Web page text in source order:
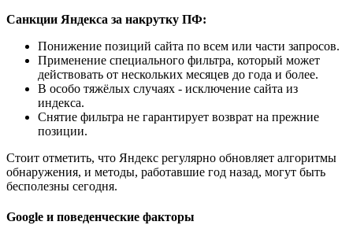
Санкции Яндекса за накрутку ПФ:
Понижение позиций сайта по всем или части запросов.
Применение специального фильтра, который может
действовать от нескольких месяцев до года и более.
В особо тяжёлых случаях - исключение сайта из
индекса.
Снятие фильтра не гарантирует возврат на прежние
позиции.
Стоит отметить, что Яндекс регулярно обновляет алгоритмы
обнаружения, и методы, работавшие год назад, могут быть
бесполезны сегодня.
Google и поведенческие факторы